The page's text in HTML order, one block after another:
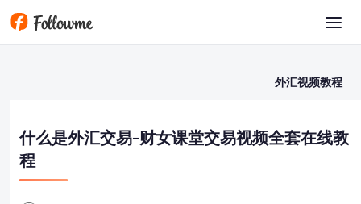
Skip to main content
外汇视频教程
什么是外汇交易-财女课堂交易视频全套在线教
程